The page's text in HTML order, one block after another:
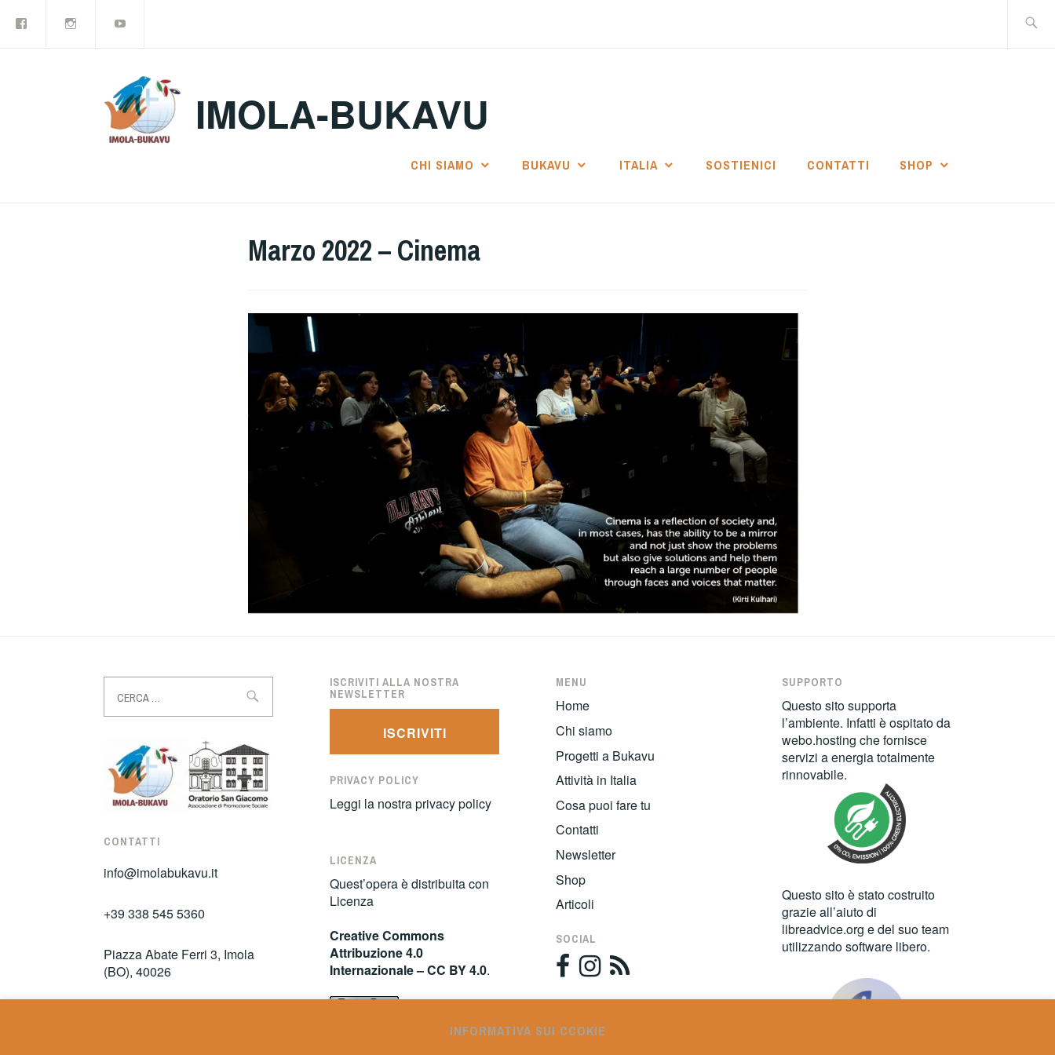
IMOLA-BUKAVU
CHI SIAMO BUKAVU ITALIA SOSTIENICI CONTATTI SHOP
Marzo 2022 – Cinema
per:
CONTATTI
info@imolabukavu.it
+39 338 545 5360
Piazza Abate Ferri 3, Imola
(BO), 40026
ISCRIVITI ALLA NOSTRA
NEWSLETTER
ISCRIVITI
PRIVACY POLICY
Leggi la nostraprivacy policy
LICENZA
Quest’opera è distribuita con
Licenza
Creative Commons
Attribuzione 4.0
Internazionale – CC BY 4.0.
MENU
Home
Chi siamo
Progetti a Bukavu
Attività in Italia
Cosa puoi fare tu
Contatti
Newsletter
Shop
Articoli
SOCIAL
SUPPORTO
Questo sito supporta
l’ambiente. Infatti è ospitato da
webo.hosting che fornisce
servizi a energia totalmente
rinnovabile.
Questo sito è stato costruito
grazie all’aiuto di
libreadvice.org e del suo team
utilizzando software libero.
INFORMATIVA SUI CCOKIE